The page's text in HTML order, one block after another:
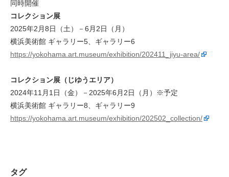
同時開催
コレクション展
2025年2月8日（土）－6月2日（月）
横浜美術館 ギャラリー5、ギャラリー6
https://yokohama.art.museum/exhibition/202411_jiyu-area/
コレクション展（じゆうエリア）
2024年11月1日（金）－2025年6月2日（月）※予定
横浜美術館 ギャラリー8、ギャラリー9
https://yokohama.art.museum/exhibition/202502_collection/
タグ